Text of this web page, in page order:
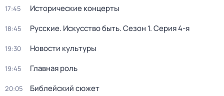
17:45 Исторические концерты
18:45 Русские. Искусство быть. Сезон 1. Серия 4-я
19:30 Новости культуры
19:45 Главная роль
20:05 Библейский сюжет